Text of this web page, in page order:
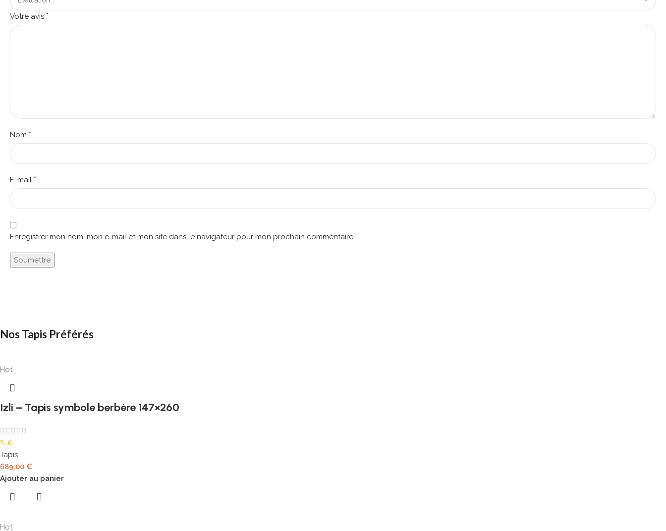
Votre avis *
Nom *
E-mail *
Enregistrer mon nom, mon e-mail et mon site dans le navigateur pour mon prochain commentaire.
Nos Tapis Préférés
Hot
Izli – Tapis symbole berbère 147×260
5.0
Tapis
689,00 €
Ajouter au panier
Hot